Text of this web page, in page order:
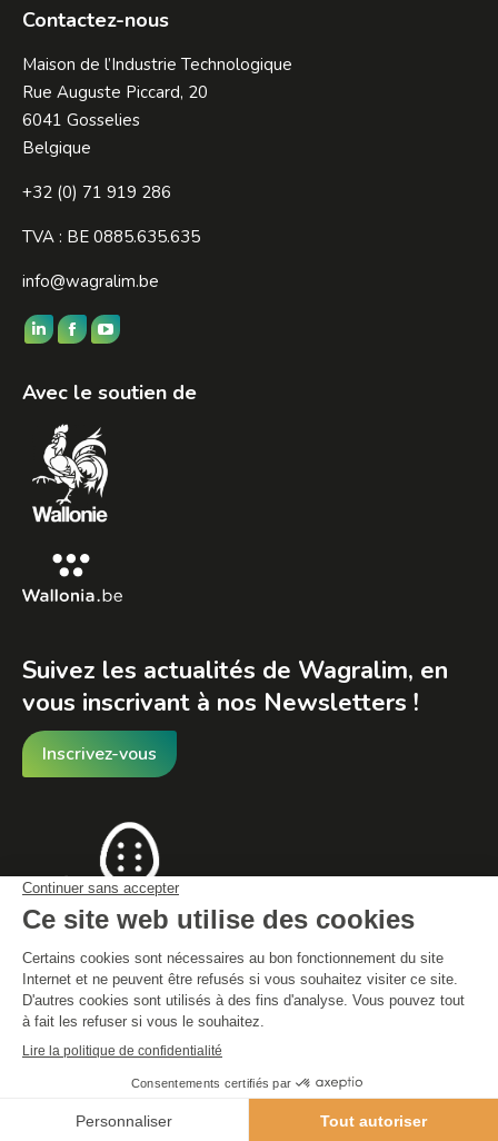
Contactez-nous
Maison de l’Industrie Technologique
Rue Auguste Piccard, 20
6041 Gosselies
Belgique
+32 (0) 71 919 286
TVA : BE 0885.635.635
info@wagralim.be
Trouvez nous sur :
Facebook
opens
new
window
YouTube
opens
new
window
LinkedIn
opens
new
window
Avec le soutien de
Suivez les actualités de Wagralim, en
vous inscrivant à nos Newsletters !
Inscrivez-vous
© By Poush
Déclaration de protection des données
Mentions légales